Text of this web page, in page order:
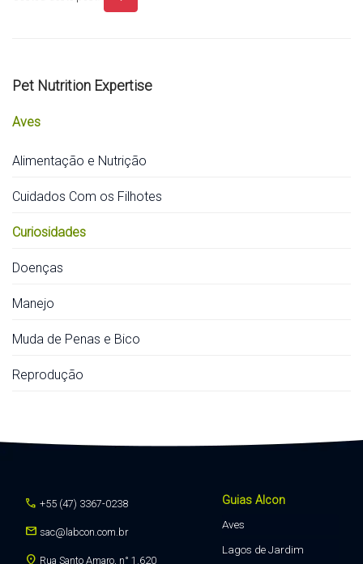
Pet Nutrition Expertise
Aves
Alimentação e Nutrição
Cuidados Com os Filhotes
Curiosidades
Doenças
Manejo
Muda de Penas e Bico
Reprodução
call +55 (47) 3367-0238
mail sac@labcon.com.br
location_on Rua Santo Amaro, n° 1.620
Guias Alcon
Aves
Lagos de Jardim